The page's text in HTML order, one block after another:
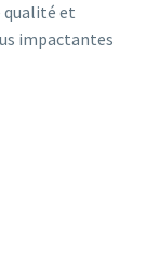
qualité et
impactantes